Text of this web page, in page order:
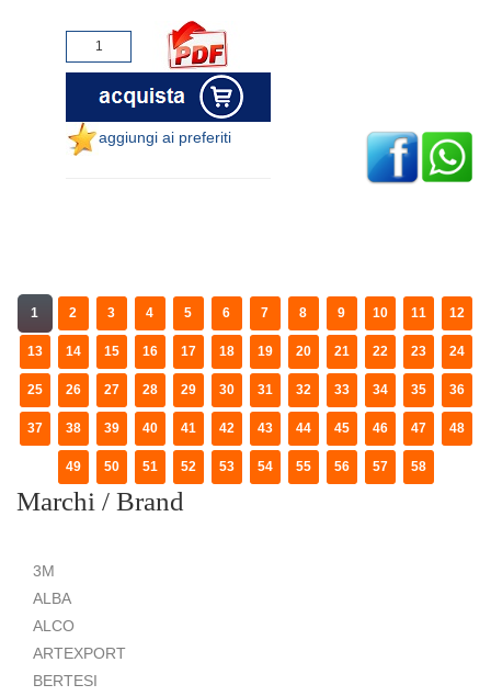
aggiungi ai preferiti
1 2 3 4 5 6 7 8 9 10 11 12
13 14 15 16 17 18 19 20 21 22 23 24
25 26 27 28 29 30 31 32 33 34 35 36
37 38 39 40 41 42 43 44 45 46 47 48
49 50 51 52 53 54 55 56 57 58
Marchi / Brand
3M
ALBA
ALCO
ARTEXPORT
BERTESI